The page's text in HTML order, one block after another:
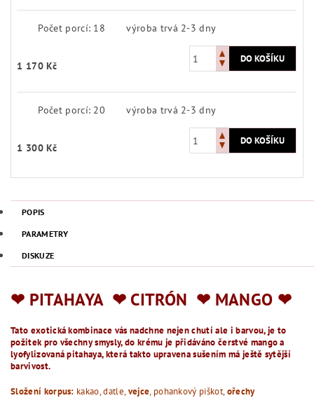
Počet porcí: 18 výroba trvá 2-3 dny
1 170 Kč
Počet porcí: 20 výroba trvá 2-3 dny
1 300 Kč
POPIS
PARAMETRY
DISKUZE
❤︎ PITAHAYA ❤︎ CITRÓN ❤︎ MANGO ❤︎
Tato exotická kombinace vás nadchne nejen chutí ale i barvou, je to
požitek pro všechny smysly, do krému je přidáváno čerstvé mango a
lyofylizovaná pitahaya, která takto upravena sušením má ještě sytější
barvivost.
Složení korpus: kakao, datle,vejce, pohankový piškot,ořechy